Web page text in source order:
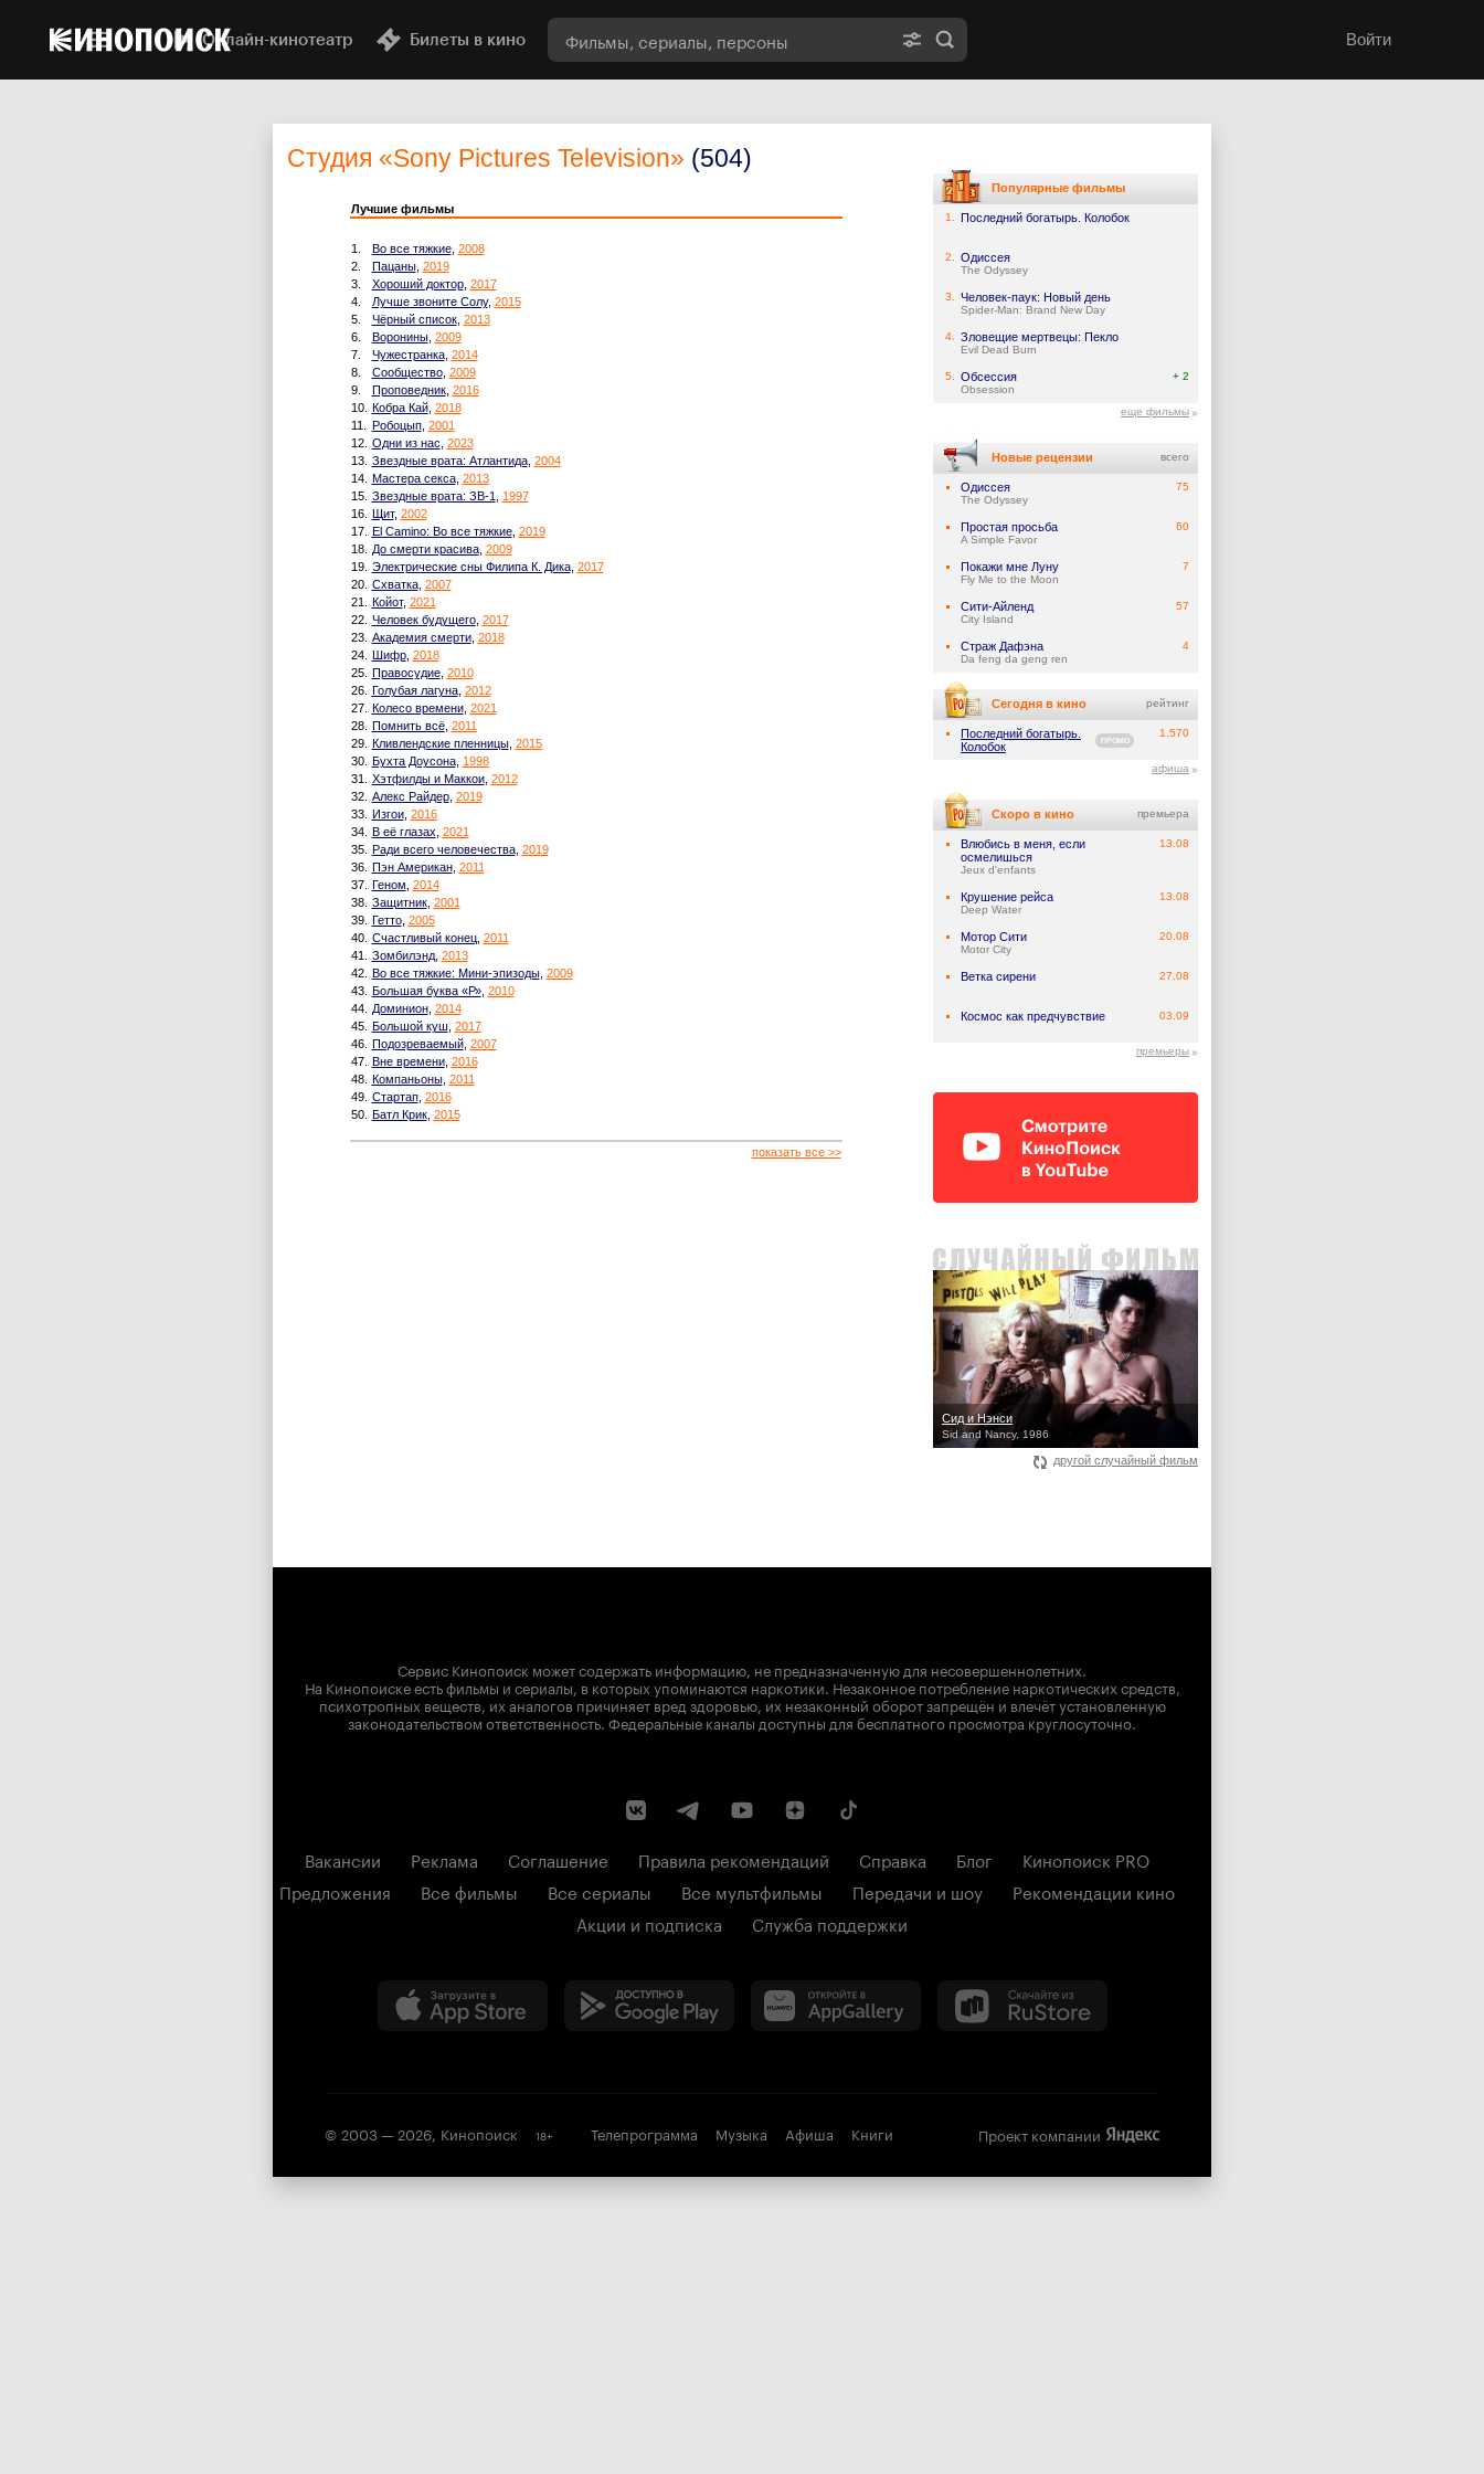
Онлайн-кинотеатр Билеты в кино Войти
Студия «Sony Pictures Television» (504)
Лучшие фильмы
1. Во все тяжкие, 2008
2.
Пацаны, 2019
3.
Хороший доктор, 2017
4.
Лучше звоните Солу, 2015
5.
Чёрный список, 2013
6.
Воронины, 2009
7.
Чужестранка, 2014
8.
Сообщество, 2009
9.
Проповедник, 2016
10. Кобра Кай, 2018
11.
Робоцып, 2001
12. Одни из нас 2023
13. Звездные врата: Атлантида, 2004
14. Мастера секса, 2013
15. Звездные врата: ЗВ-1
1997
16. Щит, 2002
17. El Camino: Во все тяжкие, 2019
18.
До смерти красива, 2009
19. Электрические сны Филипа К. Дика, 2017
20. Схватка, 2007
21.
Койот, 2021
22. Человек будущего, 2017
23. Академия смерти, 2018
24. Шифр, 2018
25. Правосудие, 2010
26. Голубая лагуна, 2012
27. Колесо времени, 2021
28. Помнить всё, 2011
29. Кливлендские пленницы, 2015
30. Бухта Доусона, 1998
31.
Хэтфилды и Маккои, 2012
32. Алекс Райдер, 2019
33. Изгои, 2016
34. В её глазах 2021
35. Ради всего человечества, 2019
36. Пэн Американ, 2011
37. Геном 2014
38. Защитник, 2001
39. Гетто, 2005
40. Счастливый конец, 2011
41.
Зомбилэнд, 2013
42. Во все тяжкие: Мини-эпизоды, 2009
43. Большая буква «Р», 2010
44.
Доминион, 2014
45. Большой куш 2017
46. Подозреваемый, 2007
47. Вне времени, 2016
48. Компаньоны, 2011
49. Стартап, 2016
50. Батл Крик, 2015
показать все >>
Популярные фильмы
1. Последний богатырь. Колобок
2. Одиссея
The Odyssey
3. Человек-паук: Новый день
Spider-Man: Brand New Day
4. Зловещие мертвецы: Пекло
Evil Dead Burn
5. Обсессия
Obsession
+ 2
еще фильмы
Новые рецензии всего
Одиссея
The Odyssey
75
Простая просьба
A Simple Favor
60
Покажи мне Луну
Fly Me to the Moon
7
Сити-Айленд
City Island
57
Страж Дафэна
Da feng da geng ren
4
Сегодня в кино рейтинг
Последний богатырь.
Колобок
ПРОМО
1.570
афиша
Скоро в кино премьера
Влюбись в меня, если
осмелишься
Jeux d'enfants
13.08
Крушение рейса
Deep Water
13.08
Мотор Сити
Motor City
20.08
Ветка сирени 27.08
Космос как предчувствие 03.09
премьеры
Сид и Нэнси
Sid and Nancy, 1986
другой случайный фильм
Сервис Кинопоиск может содержать информацию, не предназначенную для несовершеннолетних.
На Кинопоиске есть фильмы и сериалы, в которых упоминаются наркотики. Незаконное потребление наркотических средств,
психотропных веществ, их аналогов причиняет вред здоровью, их незаконный оборот запрещён и влечёт установленную
законодательством ответственность. Федеральные каналы доступны для бесплатного просмотра круглосуточно.
Вакансии Реклама Соглашение Правила рекомендаций Справка Блог
Кинопоиск PRO
Предложения
Все фильмы Все сериалы Все мультфильмы Передачи и шоу
Рекомендации кино
Акции и подписка
Служба поддержки
© 2003 — 2026, Кинопоиск 18+ Телепрограмма Музыка Афиша Книги Проект компании